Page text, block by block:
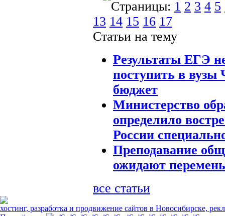
Страницы: 1 2 3 4 5
13 14 15 16 17
Статьи на тему
Результаты ЕГЭ
поступить в вузы
бюджет
Министерство
определило
России
Преподавание
ожидают
все статьи
хостинг, разработка и продвижение сайтов в Новосибирске,